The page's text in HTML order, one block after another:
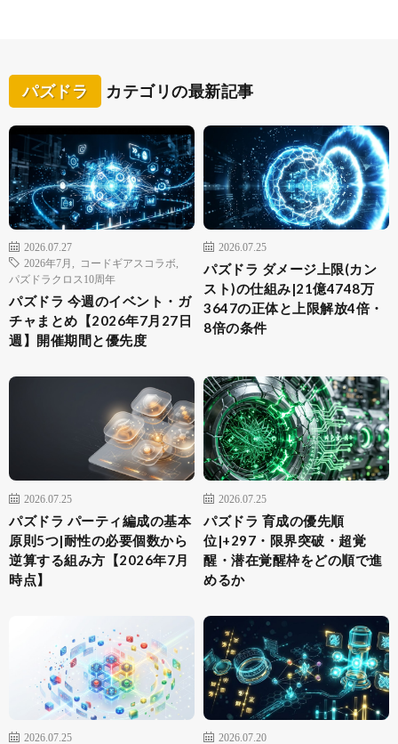
パズドラ カテゴリの最新記事
2026.07.27
2026年7月
コードギアスコラボ
パズドラクロス10周年
パズドラ 今週のイベント・ガ
チャまとめ【2026年7月27日
週】開催期間と優先度
2026.07.25
パズドラ ダメージ上限(カン
スト)の仕組み|21億4748万
3647の正体と上限解放4倍・
8倍の条件
2026.07.25
パズドラ パーティ編成の基本
原則5つ|耐性の必要個数から
逆算する組み方【2026年7月
時点】
2026.07.25
パズドラ 育成の優先順
位|+297・限界突破・超覚
醒・潜在覚醒枠をどの順で進
めるか
2026.07.25 2026.07.20